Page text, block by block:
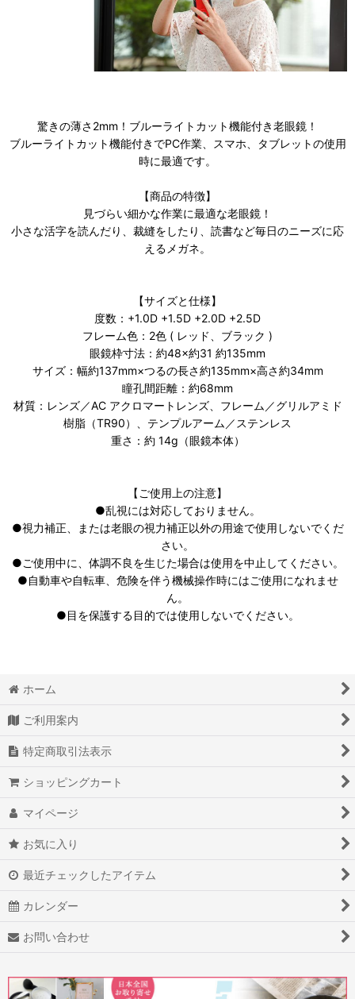
驚きの薄さ2mm！ブルーライトカット機能付き老眼鏡！
ブルーライトカット機能付きでPC作業、スマホ、タブレットの使用
時に最適です。
【商品の特徴】
見づらい細かな作業に最適な老眼鏡！
小さな活字を読んだり、裁縫をしたり、読書など毎日のニーズに応
えるメガネ。
【サイズと仕様】
度数：+1.0D +1.5D +2.0D +2.5D
フレーム色：2色 ( レッド、ブラック )
眼鏡枠寸法：約48×約31 約135mm
サイズ：幅約137mm×つるの長さ約135mm×高さ約34mm
瞳孔間距離：約68mm
材質：レンズ／AC アクロマートレンズ、フレーム／グリルアミド
樹脂（TR90）、テンプルアーム／ステンレス
重さ：約 14g（眼鏡本体）
【ご使用上の注意】
●乱視には対応しておりません。
●視力補正、または老眼の視力補正以外の用途で使用しないでくだ
さい。
●ご使用中に、体調不良を生じた場合は使用を中止してください。
●自動車や自転車、危険を伴う機械操作時にはご使用になれませ
ん。
●目を保護する目的では使用しないでください。
ホーム
ご利用案内
特定商取引法表示
ショッピングカート
マイページ
お気に入り
最近チェックしたアイテム
カレンダー
お問い合わせ